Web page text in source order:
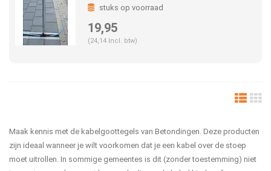
stuks op voorraad
19,95
(24,14 Incl. btw)
Maak kennis met de kabelgoottegels van Betondingen. Deze producten
zijn ideaal wanneer je wilt voorkomen dat je een kabel over de stoep
moet uitrollen. In sommige gemeentes is dit (zonder toestemming) niet